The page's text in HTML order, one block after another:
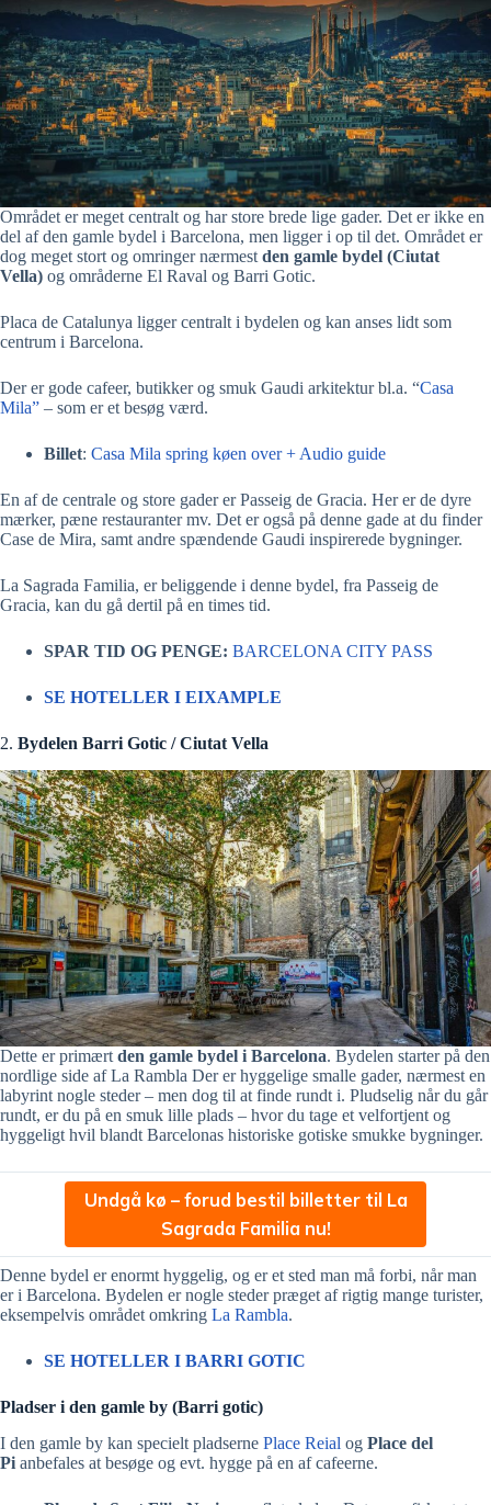
Området er meget centralt og har store brede lige gader. Det er ikke en
del af den gamle bydel i Barcelona, men ligger i op til det. Området er
dog meget stort og omringer nærmestden gamle bydel (Ciutat
Vella) og områderne El Raval og Barri Gotic.
Placa de Catalunya ligger centralt i bydelen og kan anses lidt som
centrum i Barcelona.
Der er gode cafeer, butikker og smuk Gaudi arkitektur bl.a. “Casa
Mila” – som er et besøg værd.
Billet: Casa Mila spring køen over + Audio guide
En af de centrale og store gader er Passeig de Gracia. Her er de dyre
mærker, pæne restauranter mv. Det er også på denne gade at du finder
Case de Mira, samt andre spændende Gaudi inspirerede bygninger.
La Sagrada Familia, er beliggende i denne bydel, fra Passeig de
Gracia, kan du gå dertil på en times tid.
SPAR TID OG PENGE: BARCELONA CITY PASS
SE HOTELLER I EIXAMPLE
2. Bydelen Barri Gotic / Ciutat Vella
Dette er primært den gamle bydel i Barcelona. Bydelen starter på den
nordlige side af La Rambla Der er hyggelige smalle gader, nærmest en
labyrint nogle steder – men dog til at finde rundt i. Pludselig når du går
rundt, er du på en smuk lille plads – hvor du tage et velfortjent og
hyggeligt hvil blandt Barcelonas historiske gotiske smukke bygninger.
Undgå kø – forud bestil billetter til La
Sagrada Familia nu!
Denne bydel er enormt hyggelig, og er et sted man må forbi, når man
er i Barcelona. Bydelen er nogle steder præget af rigtig mange turister,
eksempelvis området omkring La Rambla.
SE HOTELLER I BARRI GOTIC
Pladser i den gamle by (Barri gotic)
I den gamle by kan specielt pladserne Place Reial og Place del
Pi anbefales at besøge og evt. hygge på en af cafeerne.